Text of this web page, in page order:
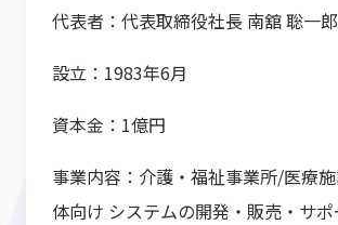
代表者：代表取締役社長 南舘 聡一郎
設立：1983年6月
資本金：1億円
事業内容：介護・福祉事業所/医療
体向け システムの開発・販売・サポ